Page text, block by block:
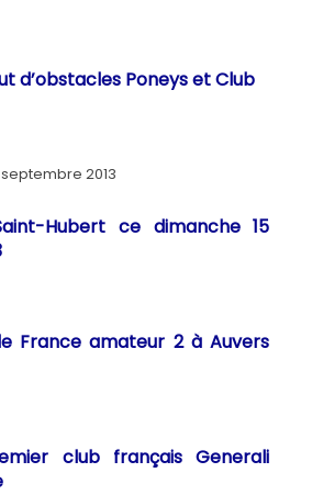
d’obstacles Poneys et Club
septembre 2013
Hubert ce dimanche 15
France amateur 2 à Auvers
club français Generali